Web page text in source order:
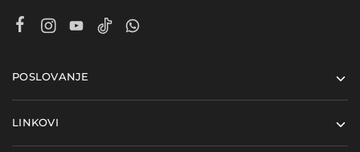
POSLOVANJE
LINKOVI